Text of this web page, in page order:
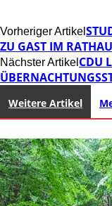
Vorheriger Artikel
ZU GAST IM
Nächster Artikel CDU
Weitere Artikel